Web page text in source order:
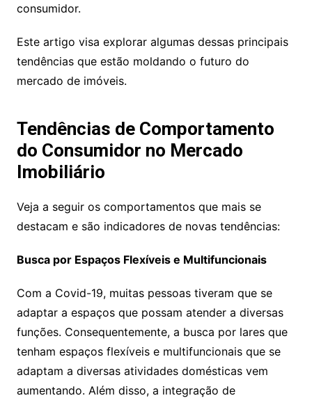
consumidor.
Este artigo visa explorar algumas dessas principais
tendências que estão moldando o futuro do
mercado de imóveis.
Tendências de Comportamento
do Consumidor no Mercado
Imobiliário
Veja a seguir os comportamentos que mais se
destacam e são indicadores de novas tendências:
Busca por Espaços Flexíveis e Multifuncionais
Com a Covid-19, muitas pessoas tiveram que se
adaptar a espaços que possam atender a diversas
funções. Consequentemente, a busca por lares que
tenham espaços flexíveis e multifuncionais que se
adaptam a diversas atividades domésticas vem
aumentando. Além disso, a integração de